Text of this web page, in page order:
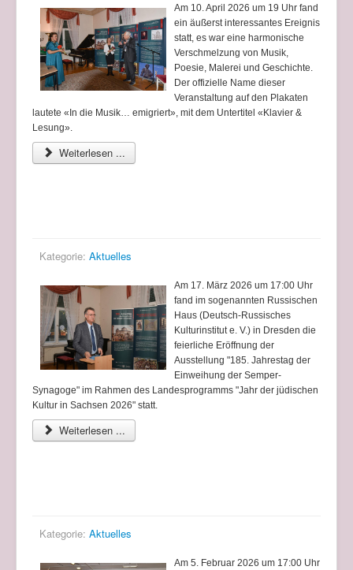
Am 10. April 2026 um 19 Uhr fand
ein äußerst interessantes Ereignis
statt, es war eine harmonische
Verschmelzung von Musik,
Poesie, Malerei und Geschichte.
Der offizielle Name dieser
Veranstaltung auf den Plakaten
lautete «In die Musik… emigriert», mit dem Untertitel «Klavier &
Lesung».
Weiterlesen ...
Kategorie: Aktuelles
Am 17. März 2026 um 17:00 Uhr
fand im sogenannten Russischen
Haus (Deutsch-Russisches
Kulturinstitut e. V.) in Dresden die
feierliche Eröffnung der
Ausstellung "185. Jahrestag der
Einweihung der Semper-
Synagoge" im Rahmen des Landesprogramms "Jahr der jüdischen
Kultur in Sachsen 2026" statt.
Weiterlesen ...
Kategorie: Aktuelles
Am 5. Februar 2026 um 17:00 Uhr